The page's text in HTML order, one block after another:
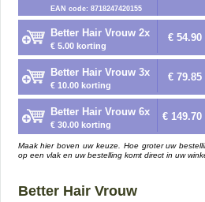
EAN code: 8718247420155
Better Hair Vrouw 2x
€ 5.00 korting
€ 54.90
Better Hair Vrouw 3x
€ 10.00 korting
€ 79.85
Better Hair Vrouw 6x
€ 30.00 korting
€ 149.70
Maak hier boven uw keuze. Hoe groter uw
op een vlak en uw bestelling komt direct in uw
Better Hair Vrouw